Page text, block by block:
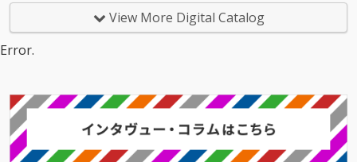
View More Digital Catalog
Error.